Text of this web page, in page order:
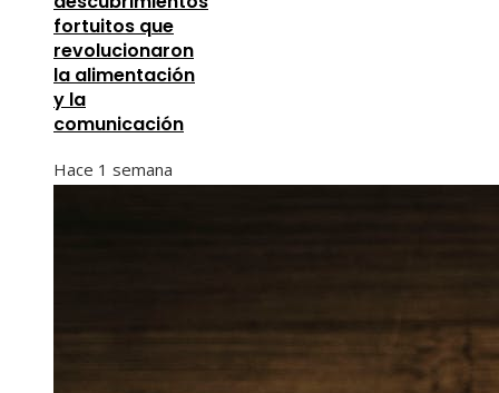
fortuitos que
revolucionaron
la alimentación
y la
comunicación
Hace 1 semana